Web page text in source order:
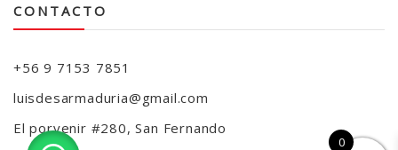
CONTACTO
+56 9 7153 7851
luisdesarmaduria@gmail.com
El porvenir #280, San Fernando
0